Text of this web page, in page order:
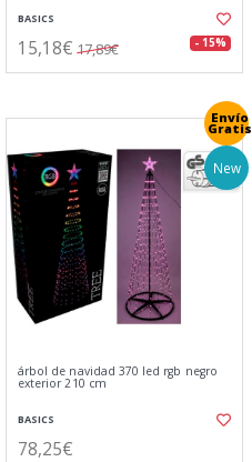
BASICS
15,18€ 17,89€ - 15%
Envío
Gratis
New
árbol de navidad 370 led rgb negro
exterior 210 cm
BASICS
78,25€